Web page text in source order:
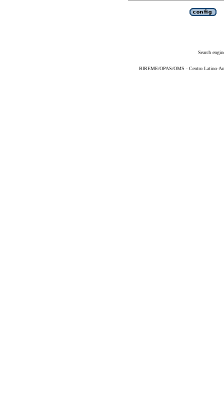
Search
BIREME/OPAS/OMS - Centro Latino-